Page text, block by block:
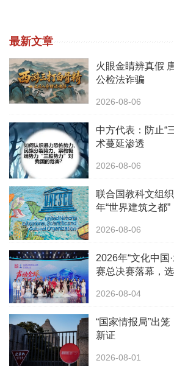
最新文章
火眼金睛辨真假
公检法诈骗
2026-08-06
中方代表：防止“
术蔓延渗透
2026-08-06
联合国教科文组
年“世界建筑之都”
2026-08-06
2026年“文化中国
赛总决赛落幕，
2026-08-04
“国家情报局”出
新证
2026-08-01